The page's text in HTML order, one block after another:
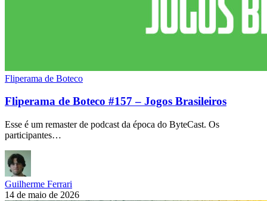
Fliperama de Boteco
Fliperama de Boteco #157 – Jogos Brasileiros
Esse é um remaster de podcast da época do ByteCast. Os
participantes…
Guilherme Ferrari
14 de maio de 2026